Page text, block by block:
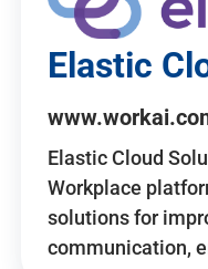
Elastic
Elastic Cloud
Workplace
solutions for
communication,